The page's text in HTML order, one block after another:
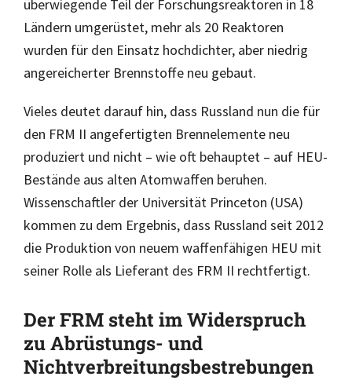
überwiegende Teil der Forschungsreaktoren in 18
Ländern umgerüstet, mehr als 20 Reaktoren
wurden für den Einsatz hochdichter, aber niedrig
angereicherter Brennstoffe neu gebaut.
Vieles deutet darauf hin, dass Russland nun die für
den FRM II angefertigten Brennelemente neu
produziert und nicht – wie oft behauptet – auf HEU-
Bestände aus alten Atomwaffen beruhen.
Wissenschaftler der Universität Princeton (USA)
kommen zu dem Ergebnis, dass Russland seit 2012
die Produktion von neuem waffenfähigen HEU mit
seiner Rolle als Lieferant des FRM II rechtfertigt.
Der FRM steht im Widerspruch
zu Abrüstungs- und
Nichtverbreitungsbestrebungen